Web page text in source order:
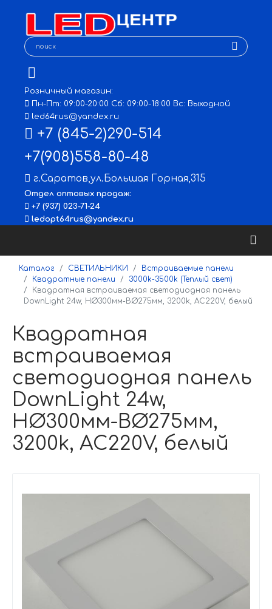
Розничный магазин:
Пн-Пт: 09:00-20:00 Сб: 09:00-18:00 Вс: Выходной
led64rus@yandex.ru
+7 (845-2)290-514
+7(908)558-80-48
г.Саратов,ул.Большая Горная,315
Отдел оптовых продаж:
+7 (937) 023-71-24
ledopt64rus@yandex.ru
Каталог СВЕТИЛЬНИКИ
Встраиваемые панели
Квадратные панели
3000k-3500k (Теплый свет)
Квадратная встраиваемая светодиодная панель
DownLight 24w, НØ300мм-ВØ275мм, 3200k, AC220V, белый
Квадратная
встраиваемая
светодиодная панель
DownLight 24w,
НØ300мм-ВØ275мм,
3200k, AC220V, белый